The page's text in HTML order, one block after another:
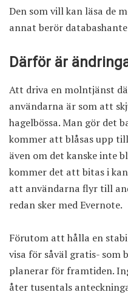
Den som vill kan läsa de
annat berör
Därför är
Att driva en molntjänst
användarna är som att
hagelbössa. Man gör det
kommer att blåsas upp
även om det kanske inte
kommer det att bitas i
att användarna flyr till
redan sker med Evernote.
Förutom att hålla en
visa för såväl gratis- som
planerar för framtiden.
åter tusentals